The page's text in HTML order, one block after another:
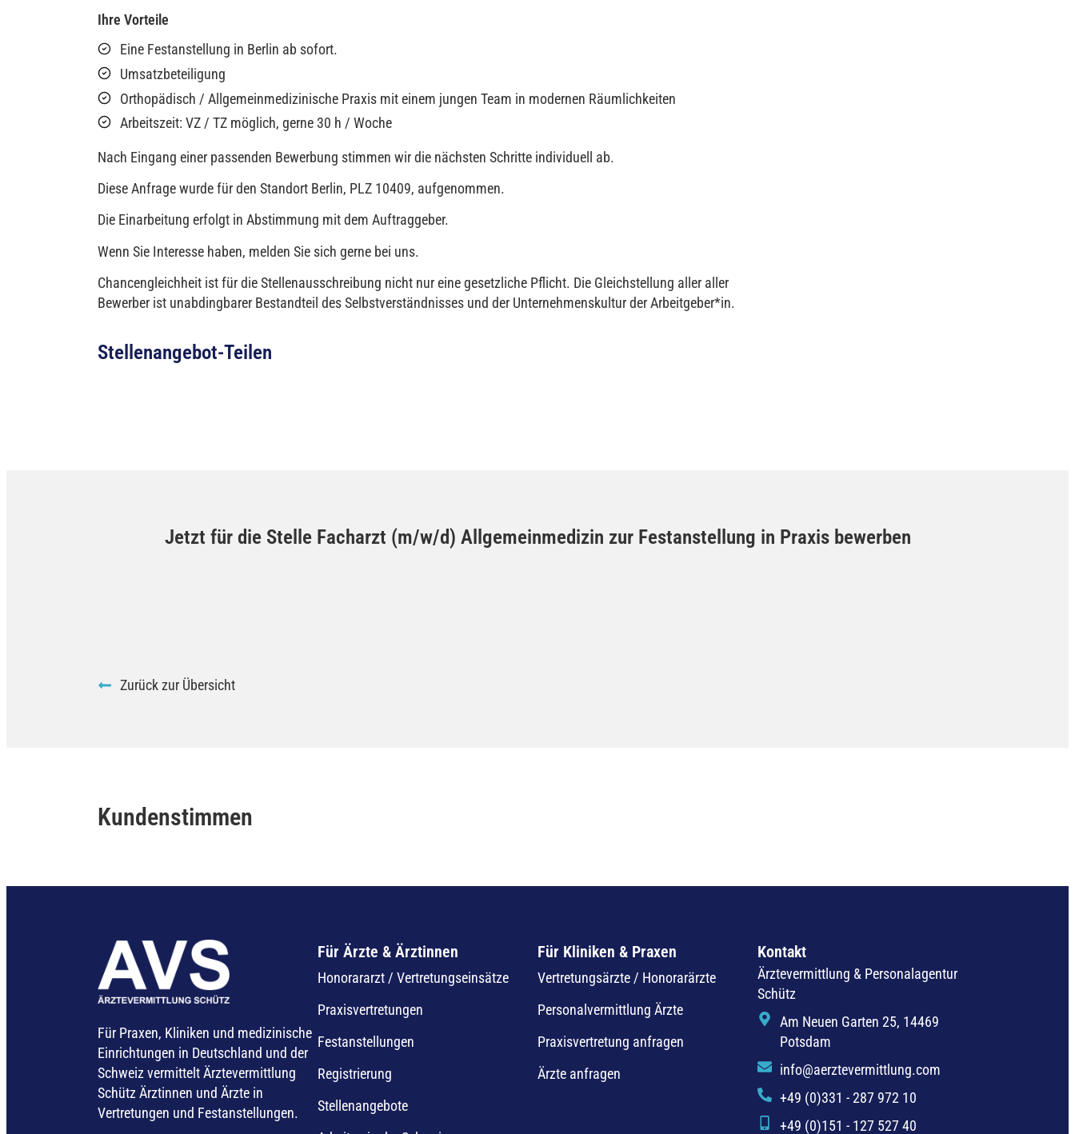
Ihre Vorteile
Eine Festanstellung in Berlin ab sofort.
Umsatzbeteiligung
Orthopädisch / Allgemeinmedizinische Praxis mit einem jungen Team in modernen Räumlichkeiten
Arbeitszeit: VZ / TZ möglich, gerne 30 h / Woche
Nach Eingang einer passenden Bewerbung stimmen wir die nächsten Schritte individuell ab.
Diese Anfrage wurde für den Standort Berlin, PLZ 10409, aufgenommen.
Die Einarbeitung erfolgt in Abstimmung mit dem Auftraggeber.
Wenn Sie Interesse haben, melden Sie sich gerne bei uns.
Chancengleichheit ist für die Stellenausschreibung nicht nur eine gesetzliche Pflicht. Die Gleichstellung aller aller
Bewerber ist unabdingbarer Bestandteil des Selbstverständnisses und der Unternehmenskultur der Arbeitgeber*in.
Stellenangebot-Teilen
Jetzt für die Stelle Facharzt (m/w/d) Allgemeinmedizin zur Festanstellung in Praxis bewerben
Zurück zur Übersicht
Kundenstimmen
Für Praxen, Kliniken und medizinische
Einrichtungen in Deutschland und der
Schweiz vermittelt Ärztevermittlung
Schütz Ärztinnen und Ärzte in
Vertretungen und Festanstellungen.
Für Ärzte & Ärztinnen
Honorararzt / Vertretungseinsätze
Praxisvertretungen
Festanstellungen
Registrierung
Stellenangebote
Für Kliniken & Praxen
Vertretungsärzte / Honorarärzte
Personalvermittlung Ärzte
Praxisvertretung anfragen
Ärzte anfragen
Kontakt
Ärztevermittlung & Personalagentur
Schütz
Am Neuen Garten 25, 14469
Potsdam
info@aerztevermittlung.com
+49 (0)331 - 287 972 10
+49 (0)151 - 127 527 40